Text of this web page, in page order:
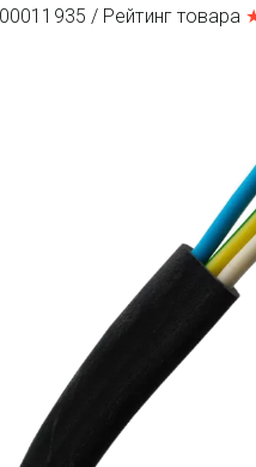
/ Рейтинг товара